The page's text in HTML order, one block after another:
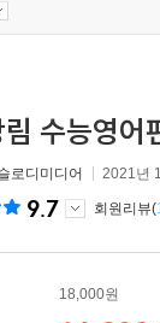
수능영어
로디미디어 2021년
9.7 회원리뷰(
18,000원